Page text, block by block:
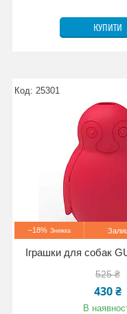
КУПИТИ
25301
–18%
Іграшки для собак
525 ₴
430 ₴
В